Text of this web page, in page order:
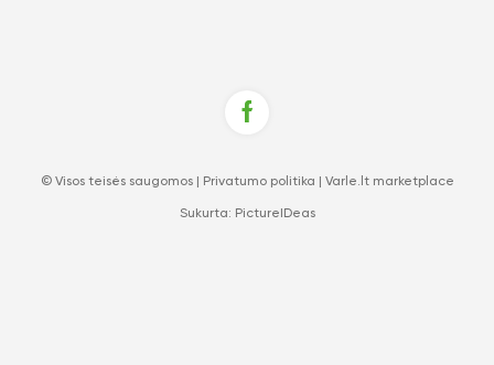
© Visos teisės saugomos | Privatumo politika Varle.lt marketplace
Sukurta: PictureIDeas